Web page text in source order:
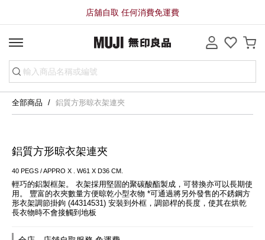
店舖自取 任何消費免運費
全部商品 鋁質方形晾衣架連夾
鋁質方形晾衣架連夾
40 PEGS / APPRO X . W61 X D36 CM.
輕巧的鋁製框架。 衣架採用堅固的聚碳酸酯製成，可替換亦可以長期使
用。 豐富的衣夾數量方便晾乾小型衣物 *可通過將另外發售的不銹鋼方
形衣架調節掛鉤 (44314531) 安裝到外框，調節桿的長度，使其在烘乾
長衣物時不會接觸到地板